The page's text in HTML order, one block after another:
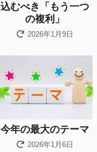
込むべき「もう一つ
の複利」
2026年1月9日
今年の最大のテーマ
2026年1月6日